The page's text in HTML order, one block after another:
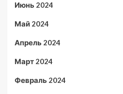
Июнь 2024
Май 2024
Апрель 2024
Март 2024
Февраль 2024